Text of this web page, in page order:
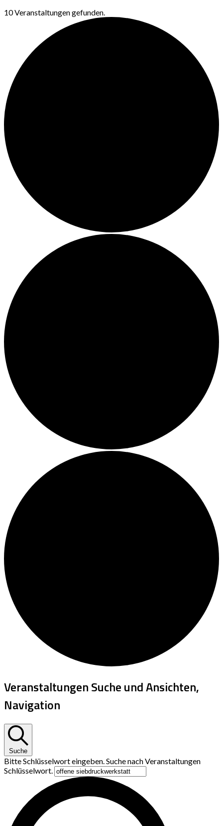
10 Veranstaltungen gefunden.
Veranstaltungen Suche und Ansichten,
Navigation
Suche
Bitte Schlüsselwort eingeben. Suche nach Veranstaltungen
Schlüsselwort.